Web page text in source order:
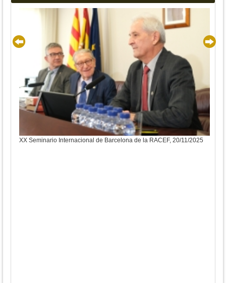
XX Seminario Internacional de Barcelona de la RACEF, 20/11/2025